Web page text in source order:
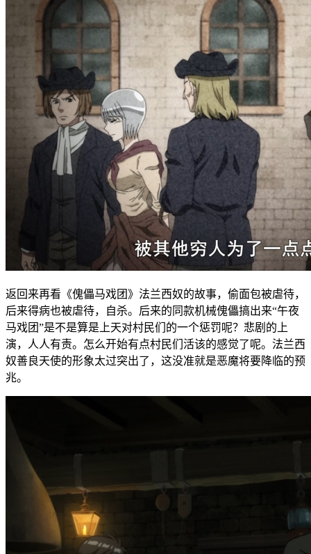
返回来再看《傀儡马戏团》法兰西奴的故事，偷面包被虐待，
后来得病也被虐待，自杀。后来的同款机械傀儡搞出来“午夜
马戏团”是不是算是上天对村民们的一个惩罚呢？悲剧的上
演，人人有责。怎么开始有点村民们活该的感觉了呢。法兰西
奴善良天使的形象太过突出了，这没准就是恶魔将要降临的预
兆。